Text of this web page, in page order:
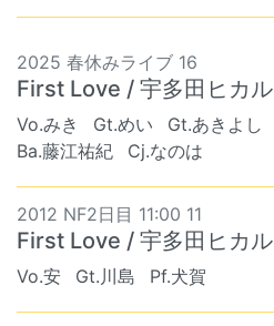
2025 春休みライブ 16
First Love / 宇多田ヒカル
Vo.みき Gt.めい Gt.あきよし
Ba.藤江祐紀
Cj.なのは
2012 NF2日目 11:00 11
First Love / 宇多田ヒカル
Vo.安 Gt.川島 Pf.犬賀